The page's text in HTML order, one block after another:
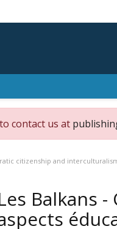
contact us at
citizenship and
Balkans